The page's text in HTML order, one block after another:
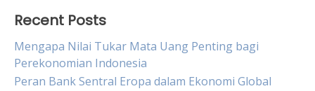
Recent Posts
Mengapa Nilai Tukar Mata Uang Penting bagi
Perekonomian Indonesia
Peran Bank Sentral Eropa dalam Ekonomi Global